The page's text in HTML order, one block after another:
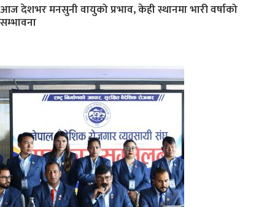
आज देशभर मनसुनी वायुको प्रभाव, केही स्थानमा भारी वर्षाको
सम्भावना